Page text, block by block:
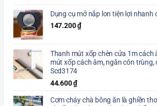
Dụng cụ mở nắp lon tiện lợi nhanh
147.200₫
Thanh mút xốp chèn cửa 1m cách
mút xốp cách âm, ngăn côn trùng,
Scd3174
44.600₫
Cơm cháy chà bông ăn là ghiền